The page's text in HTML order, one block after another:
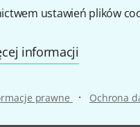
ustawień plików
informacji
prawne · Ochrona